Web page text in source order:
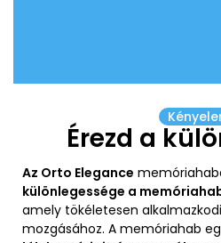
Érezd a
Az Orto Elegance
különlegessége a
amely tökéletesen
mozgásához. A memóriahab